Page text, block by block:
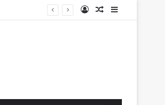
EntrarArtigo aleatório
Barra Lateral